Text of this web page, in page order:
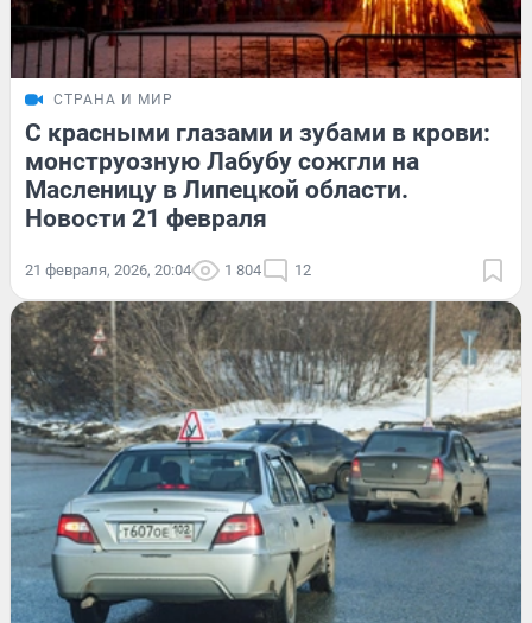
СТРАНА И МИР
С красными глазами и зубами в крови:
монструозную Лабубу сожгли на
Масленицу в Липецкой области.
Новости 21 февраля
21 февраля, 2026, 20:04 1 804 12